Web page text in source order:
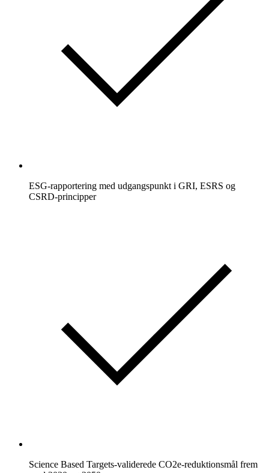
ESG-rapportering med udgangspunkt i GRI, ESRS og
CSRD-principper
Science Based Targets-validerede CO2e-reduktionsmål frem